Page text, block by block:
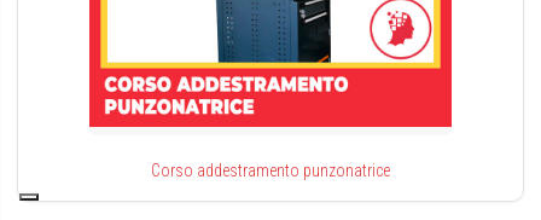
Corso addestramento punzonatrice